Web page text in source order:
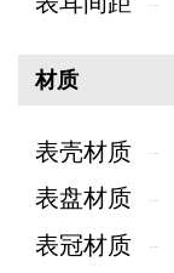
材质
表壳材质
表盘材质
表冠材质